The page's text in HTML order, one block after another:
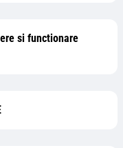
si functionare